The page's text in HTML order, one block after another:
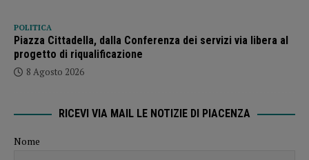
POLITICA
Piazza Cittadella, dalla Conferenza dei servizi via libera al
progetto di riqualificazione
8 Agosto 2026
RICEVI VIA MAIL LE NOTIZIE DI PIACENZA
Nome